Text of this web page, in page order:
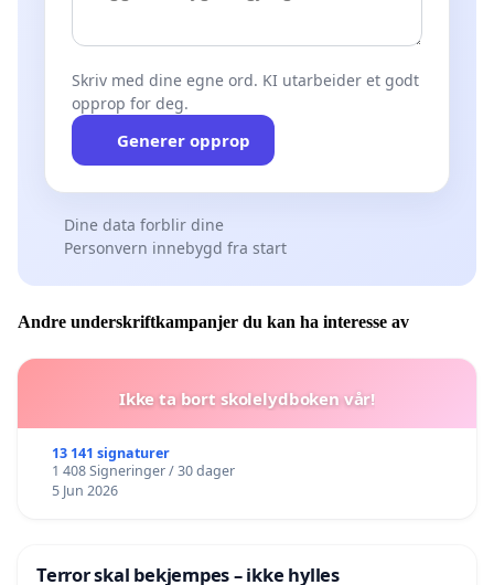
Skriv med dine egne ord. KI utarbeider et godt
opprop for deg.
Generer opprop
Dine data forblir dine
Personvern innebygd fra start
Andre underskriftkampanjer du kan ha interesse av
Ikke ta bort skolelydboken vår!
13 141 signaturer
1 408 Signeringer / 30 dager
5 Jun 2026
Terror skal bekjempes – ikke hylles